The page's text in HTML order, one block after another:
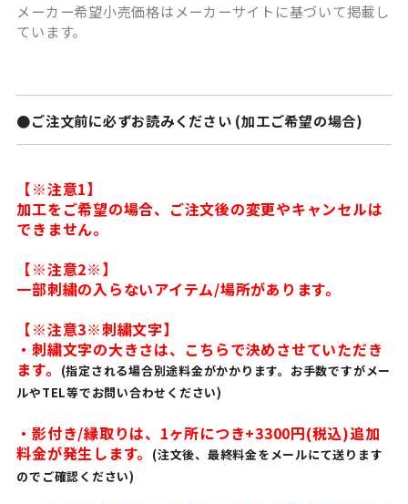
メーカー希望小売価格はメーカーサイトに基づいて掲載し
ています。
●ご注文前に必ずお読みください (加工ご希望の場合)
【※注意1】
加工をご希望の場合、ご注文後の変更やキャンセルは
できません。
【※注意2※】
一部刺繍の入らないアイテム/場所があります。
【※注意3※刺繍文字】
・刺繍文字の大きさは、こちらで決めさせていただき
ます。
(指定される場合別途料金がかかります。お手数ですがメー
ルやTEL等でお問い合わせください)
・影付き/縁取りは、1ヶ所につき+3300円(税込)追加
料金が発生します。
(注文後、最終料金をメールにて送ります
のでご確認ください)